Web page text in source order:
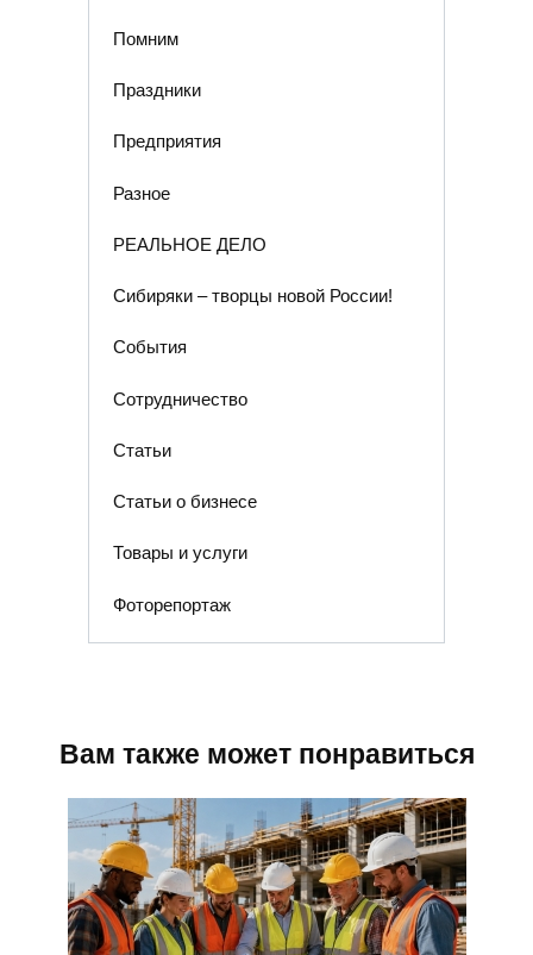
Помним
Праздники
Предприятия
Разное
РЕАЛЬНОЕ ДЕЛО
Сибиряки – творцы новой России!
События
Сотрудничество
Статьи
Статьи о бизнесе
Товары и услуги
Фоторепортаж
Вам также может понравиться